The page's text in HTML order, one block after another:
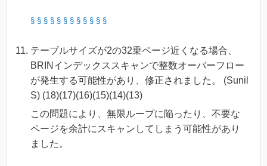
§ § § § § § § § § § § §
テーブルサイズが2の32乗ページ近くなる場合、
BRINインデックススキャンで整数オーバーフロー
が発生する可能性があり、修正されました。 (Sunil
S) (18)(17)(16)(15)(14)(13)
この問題により、無限ループに陥ったり、不要な
ページを余計にスキャンしてしまう可能性があり
ました。